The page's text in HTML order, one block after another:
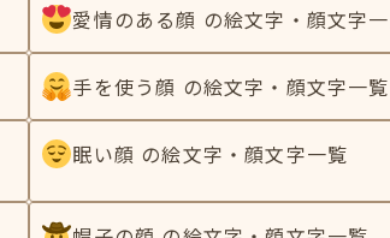
愛情のある顔 の絵文字・顔文字
手を使う顔 の絵文字・顔文字一覧
眠い顔 の絵文字・顔文字一覧